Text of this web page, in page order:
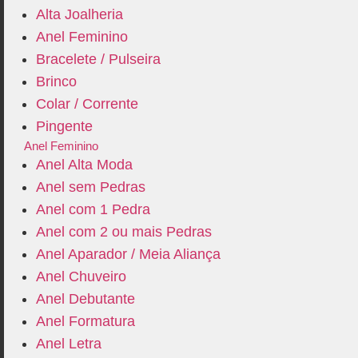
Alta Joalheria
Anel Feminino
Bracelete / Pulseira
Brinco
Colar / Corrente
Pingente
Anel Feminino
Anel Alta Moda
Anel sem Pedras
Anel com 1 Pedra
Anel com 2 ou mais Pedras
Anel Aparador / Meia Aliança
Anel Chuveiro
Anel Debutante
Anel Formatura
Anel Letra